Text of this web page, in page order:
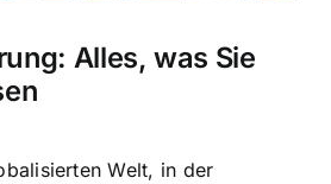
Alles, was Sie
Welt, in der